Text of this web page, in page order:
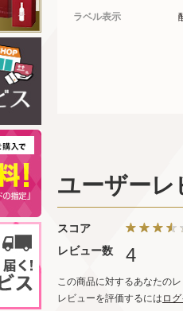
ラベル表示
ユーザーレ
スコア
レビュー数
4
この商品に対するあなたの
レビューを評価するには ロ